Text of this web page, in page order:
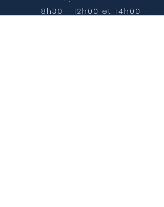
8h30 - 12h00 et 14h00 -